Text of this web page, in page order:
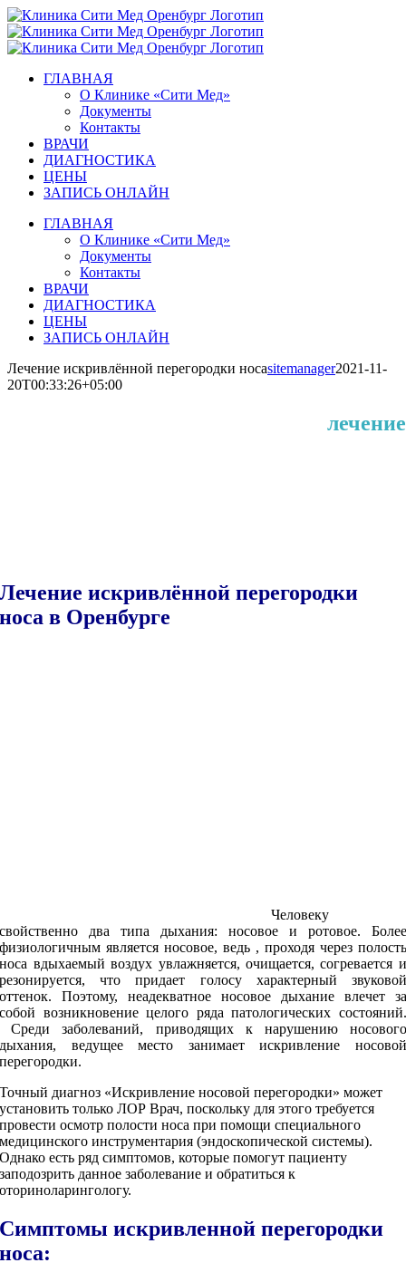
Skip
to
content
ГЛАВНАЯ
О Клинике «Сити Мед»
Документы
Контакты
ВРАЧИ
ДИАГНОСТИКА
ЦЕНЫ
ЗАПИСЬ ОНЛАЙН
ГЛАВНАЯ
О Клинике «Сити Мед»
Документы
Контакты
ВРАЧИ
ДИАГНОСТИКА
ЦЕНЫ
ЗАПИСЬ ОНЛАЙН
Лечение искривлённой перегородки носаsitemanager2021-11-
20T00:33:26+05:00
лечение
Лечение искривлённой перегородки
носа в Оренбурге
Человеку
свойственно два типа дыхания: носовое и ротовое. Более
физиологичным является носовое, ведь , проходя через полость
носа вдыхаемый воздух увлажняется, очищается, согревается и
резонируется, что придает голосу характерный звуковой
оттенок. Поэтому, неадекватное носовое дыхание влечет за
собой возникновение целого ряда патологических состояний.
Среди заболеваний, приводящих к нарушению носового
дыхания, ведущее место занимает искривление носовой
перегородки.
Точный диагноз «Искривление носовой перегородки» может
установить только ЛОР Врач, поскольку для этого требуется
провести осмотр полости носа при помощи специального
медицинского инструментария (эндоскопической системы).
Однако есть ряд симптомов, которые помогут пациенту
заподозрить данное заболевание и обратиться к
оториноларингологу.
Симптомы искривленной перегородки
носа: